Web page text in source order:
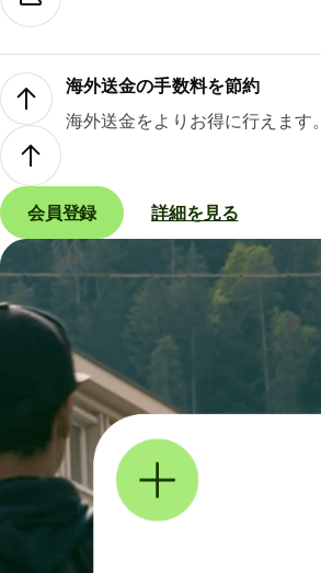
海外送金の手数料を節約
海外送金をよりお得に行えます。
会員登録 詳細を見る